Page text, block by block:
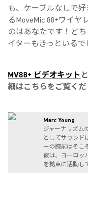
も、ケーブルなしで
るMoveMic 88+ワイ
のはあなたです！ど
イターもきっといるで
MV88+ ビデオキット と
細はこちらをご覧くだ
Marc Young
ジャーナリズム
としてサウンド
ーの腕前はそこ
彼は、ヨーロッ
を拠点に活動し